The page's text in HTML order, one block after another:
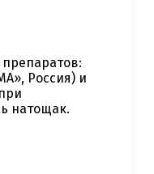
Россия) и
натощак.